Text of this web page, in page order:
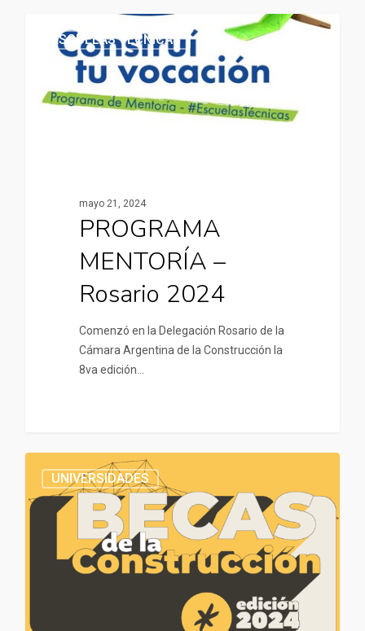
ESCUELAS TÉCNICAS
mayo 21, 2024
PROGRAMA
MENTORÍA –
Rosario 2024
Comenzó en la Delegación Rosario de la
Cámara Argentina de la Construcción la
8va edición…
UNIVERSIDADES